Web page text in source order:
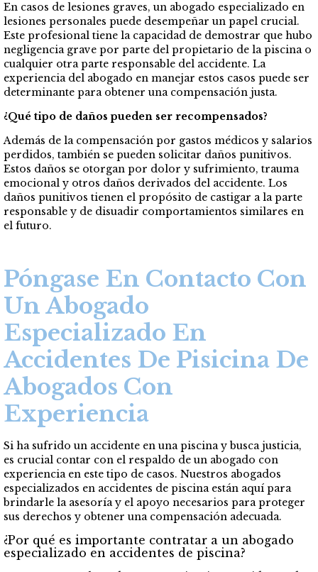
En casos de lesiones graves, un abogado especializado en
lesiones personales puede desempeñar un papel crucial.
Este profesional tiene la capacidad de demostrar que hubo
negligencia grave por parte del propietario de la piscina o
cualquier otra parte responsable del accidente. La
experiencia del abogado en manejar estos casos puede ser
determinante para obtener una compensación justa.
¿Qué tipo de daños pueden ser recompensados?
Además de la compensación por gastos médicos y salarios
perdidos, también se pueden solicitar daños punitivos.
Estos daños se otorgan por dolor y sufrimiento, trauma
emocional y otros daños derivados del accidente. Los
daños punitivos tienen el propósito de castigar a la parte
responsable y de disuadir comportamientos similares en
el futuro.
Póngase En Contacto Con
Un Abogado
Especializado En
Accidentes De Pisicina De
Abogados Con
Experiencia
Si ha sufrido un accidente en una piscina y busca justicia,
es crucial contar con el respaldo de un abogado con
experiencia en este tipo de casos. Nuestros abogados
especializados en accidentes de piscina están aquí para
brindarle la asesoría y el apoyo necesarios para proteger
sus derechos y obtener una compensación adecuada.
¿Por qué es importante contratar a un abogado
especializado en accidentes de piscina?